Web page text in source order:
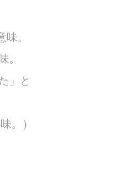
。
。
」と
。 ）